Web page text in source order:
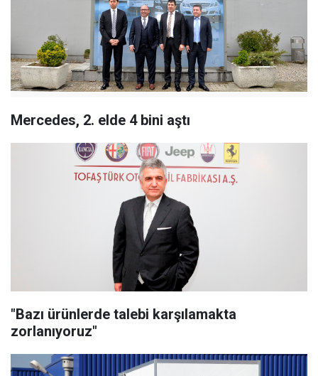
Mercedes, 2. elde 4 bini aştı
"Bazı ürünlerde talebi karşılamakta
zorlanıyoruz"